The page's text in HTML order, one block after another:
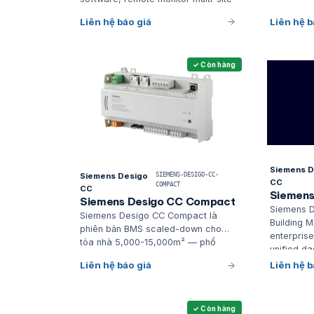
Liên hệ báo giá Liên hệ
✓ Còn hàng
Siemens Desigo
CC
SIEMENS-DESIGO-CC-
COMPACT
Siemens Desigo CC Compact
Siemens Desigo CC Compact là
phiên bản BMS scaled-down cho
tòa nhà 5,000-15,000m² — phổ
boutique, showroom lớn
Liên hệ báo giá
Siemens
CC
Siemens
Building
unified
Fire
Liên hệ
✓ Còn hàng